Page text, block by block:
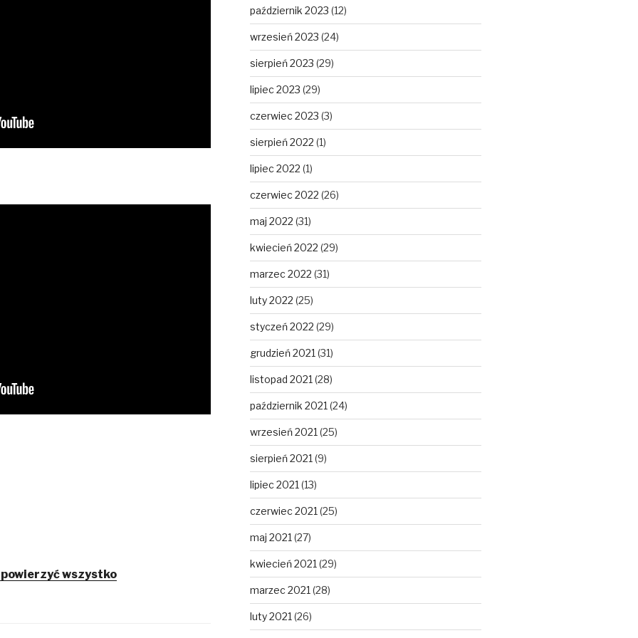
wszystko
październik 2023 (12)
wrzesień 2023 (24)
sierpień 2023 (29)
lipiec 2023 (29)
czerwiec 2023 (3)
sierpień 2022 (1)
lipiec 2022 (1)
czerwiec 2022 (26)
maj 2022 (31)
kwiecień 2022 (29)
marzec 2022 (31)
luty 2022 (25)
styczeń 2022 (29)
grudzień 2021 (31)
listopad 2021 (28)
październik 2021 (24)
wrzesień 2021 (25)
sierpień 2021 (9)
lipiec 2021 (13)
czerwiec 2021 (25)
maj 2021 (27)
kwiecień 2021 (29)
marzec 2021 (28)
luty 2021 (26)